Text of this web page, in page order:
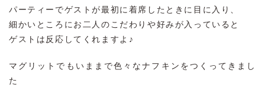
パーティーでゲストが最初に着席したときに目に入り、
細かいところにお二人のこだわりや好みが入っていると
ゲストは反応してくれますよ♪
マグリットでもいままで色々なナフキンをつくってきまし
た